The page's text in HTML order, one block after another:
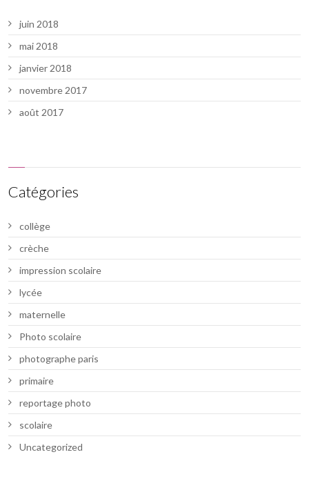
juin 2018
mai 2018
janvier 2018
novembre 2017
août 2017
Catégories
collège
crèche
impression scolaire
lycée
maternelle
Photo scolaire
photographe paris
primaire
reportage photo
scolaire
Uncategorized